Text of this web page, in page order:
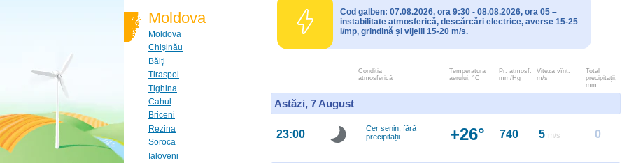
Moldova
Moldova
Chişinău
Bălţi
Tiraspol
Tighina
Cahul
Briceni
Rezina
Soroca
Ialoveni
Cod galben: 07.08.2026, ora 9:30 - 08.08.2026, ora 05 –
instabilitate atmosferică, descărcări electrice, averse 15-25
l/mp, grindină și vijelii 15-20 m/s.
Conditia
atmosferică
Temperatura
aerului, °C
Pr. atmosf.
mm/Hg
Viteza vînt.
m/s
Total
precipitații,
mm
Astăzi, 7 August
23:00
Cer senin, fără
precipitații
+26° 740 5 m/s 0